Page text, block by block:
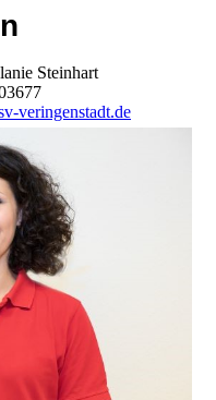
Steinhart
veringenstadt.de